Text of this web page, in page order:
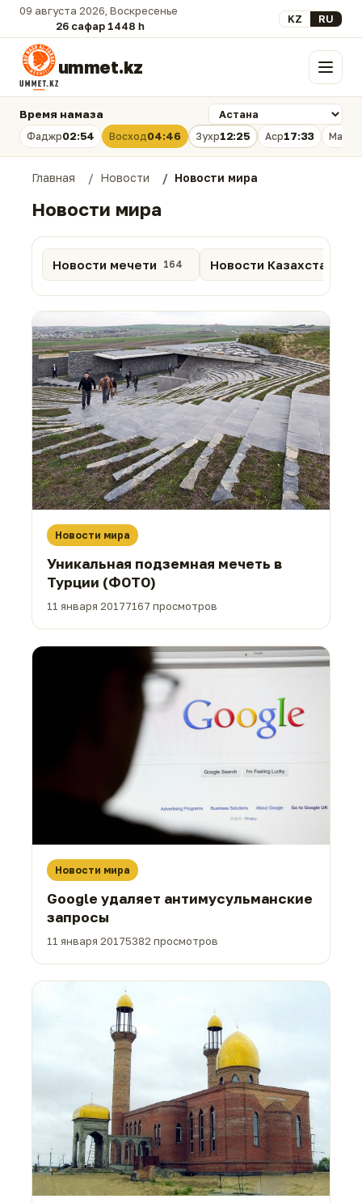
09 августа 2026, Воскресенье
26 сафар 1448 һ.
Выберите язык
KZ RU
ummet.kz Меню
Время намаза
Фаджр02:54 Восход04:46 Зухр12:25 Аср17:33
Главная Новости Новости мира
Новости мира
Новости мечети 164 Новости Казахстана
Новости мира
Уникальная подземная мечеть в
Турции (ФОТО)
11 января 20177167 просмотров
Новости мира
Google удаляет антимусульманские
запросы
11 января 20175382 просмотров